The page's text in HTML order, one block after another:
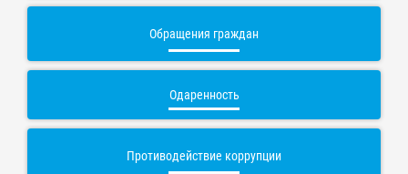
Обращения граждан
Одаренность
Противодействие коррупции